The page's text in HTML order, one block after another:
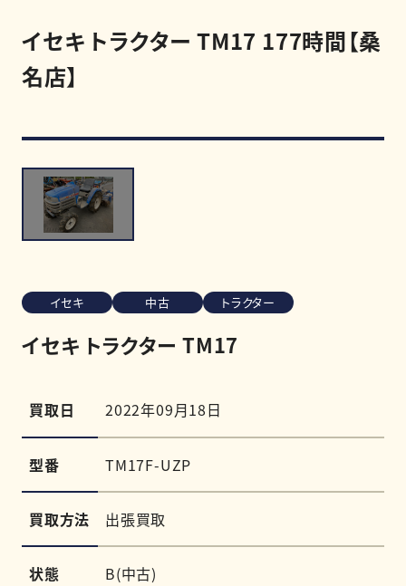
買取実績
受付時間11:00-20:00（定休日:木曜日）
LINE査定を申し込む
イセキ トラクター TM17 177時間【桑
名店】
イセキ 中古 トラクター
イセキ トラクター TM17
買取日 2022年09月18日
型番 TM17F-UZP
買取方法 出張買取
状態 B(中古)